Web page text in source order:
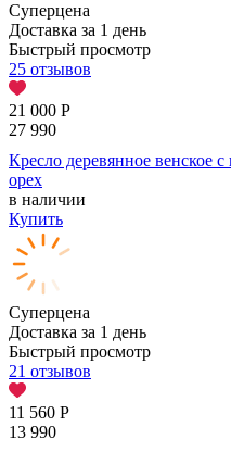
Суперцена
Доставка за 1 день
Быстрый просмотр
25 отзывов
21 000 Р
27 990
Кресло деревянное венское
орех
в наличии
Купить
Суперцена
Доставка за 1 день
Быстрый просмотр
21 отзывов
11 560 Р
13 990